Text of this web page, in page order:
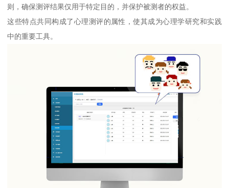
则，确保测评结果仅用于特定目的，并保护被测者的权益。
这些特点共同构成了心理测评的属性，使其成为心理学研究和实践
中的重要工具。